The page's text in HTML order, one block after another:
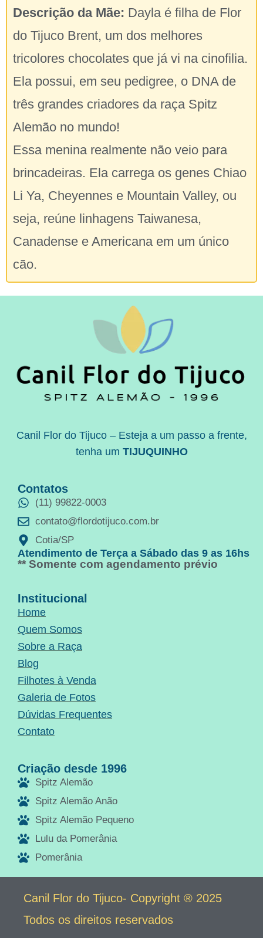
Descrição da Mãe: Dayla é filha de Flor
do Tijuco Brent, um dos melhores
tricolores chocolates que já vi na cinofilia.
Ela possui, em seu pedigree, o DNA de
três grandes criadores da raça Spitz
Alemão no mundo!
Essa menina realmente não veio para
brincadeiras. Ela carrega os genes Chiao
Li Ya, Cheyennes e Mountain Valley, ou
seja, reúne linhagens Taiwanesa,
Canadense e Americana em um único
cão.
Canil Flor do Tijuco – Esteja a um passo a frente,
tenha um TIJUQUINHO
Contatos
(11) 99822-0003
contato@flordotijuco.com.br
Cotia/SP
Atendimento de Terça a Sábado das 9 as 16hs
** Somente com agendamento prévio
Institucional
Home
Quem Somos
Sobre a Raça
Blog
Filhotes à Venda
Galeria de Fotos
Dúvidas Frequentes
Contato
Criação desde 1996
Spitz Alemão
Spitz Alemão Anão
Spitz Alemão Pequeno
Lulu da Pomerânia
Pomerânia
Canil Flor do Tijuco- Copyright ® 2025
Todos os direitos reservados